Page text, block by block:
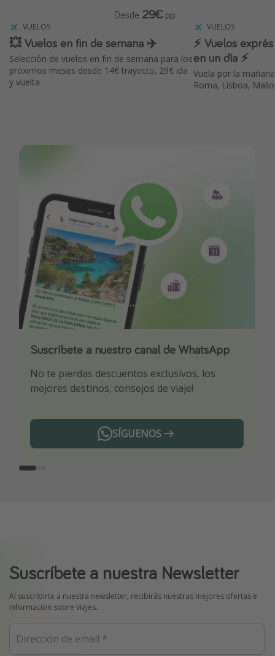
VUELOS
💥 Vuelos en fin de semana ✈️
Selección de vuelos en fin de semana para los
próximos meses desde 14€ trayecto, 29€ ida
y vuelta
Desde 29€ pp
VUELOS
⚡️ Vuelos
en un día ⚡️
Vuela por la
Roma, Lisboa,
Suscríbete a nuestro canal de WhatsApp
No te pierdas descuentos exclusivos, los
mejores destinos, consejos de viaje!
SÍGUENOS
Descarga nuestra app
Sé el primero en reservar nuestros chollazos
¡Suscríbete a nuestro canal de Telegram!
¡Recibe las mejores ofertas seleccionadas para
ti por nuestros expertos en viajes
Telegram
Suscríbete a nuestra Newsletter
Al suscribirte a nuestra newsletter, recibirás nuestras mejores ofertas e
información sobre viajes.